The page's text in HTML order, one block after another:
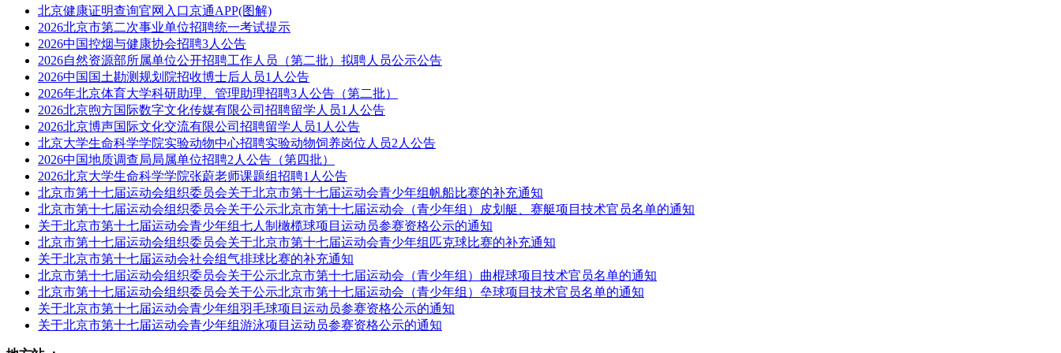
北京健康证明查询官网入口京通APP(图解)
2026北京市第二次事业单位招聘统一考试提示
2026中国控烟与健康协会招聘3人公告
2026自然资源部所属单位公开招聘工作人员（第二批）拟聘人员公示公告
2026中国国土勘测规划院招收博士后人员1人公告
2026年北京体育大学科研助理、管理助理招聘3人公告（第二批）
2026北京煦方国际数字文化传媒有限公司招聘留学人员1人公告
2026北京博声国际文化交流有限公司招聘留学人员1人公告
北京大学生命科学学院实验动物中心招聘实验动物饲养岗位人员2人公告
2026中国地质调查局局属单位招聘2人公告（第四批）
2026北京大学生命科学学院张蔚老师课题组招聘1人公告
北京市第十七届运动会组织委员会关于北京市第十七届运动会青少年组帆船比赛的补充通知
北京市第十七届运动会组织委员会关于公示北京市第十七届运动会（青少年组）皮划艇、赛艇项目技术官员名单的通知
关于北京市第十七届运动会青少年组七人制橄榄球项目运动员参赛资格公示的通知
北京市第十七届运动会组织委员会关于北京市第十七届运动会青少年组匹克球比赛的补充通知
关于北京市第十七届运动会社会组气排球比赛的补充通知
北京市第十七届运动会组织委员会关于公示北京市第十七届运动会（青少年组）曲棍球项目技术官员名单的通知
北京市第十七届运动会组织委员会关于公示北京市第十七届运动会（青少年组）垒球项目技术官员名单的通知
关于北京市第十七届运动会青少年组羽毛球项目运动员参赛资格公示的通知
关于北京市第十七届运动会青少年组游泳项目运动员参赛资格公示的通知